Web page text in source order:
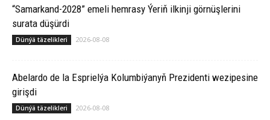
“Samarkand-2028” emeli hemrasy Ýeriň ilkinji görnüşlerini
surata düşürdi
Dünýä täzelikleri 2026-08-08
Abelardo de la Esprielýa Kolumbiýanyň Prezidenti wezipesine
girişdi
Dünýä täzelikleri 2026-08-08